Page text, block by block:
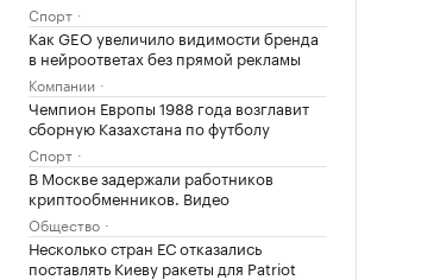
Спорт
Как GEO увеличило видимости бренда
в нейроответах без прямой рекламы
Компании
Чемпион Европы 1988 года возглавит
сборную Казахстана по футболу
Спорт
В Москве задержали работников
криптообменников. Видео
Общество
Несколько стран ЕС отказались
поставлять Киеву ракеты для Patriot